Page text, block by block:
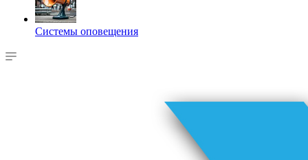
Системы оповещения